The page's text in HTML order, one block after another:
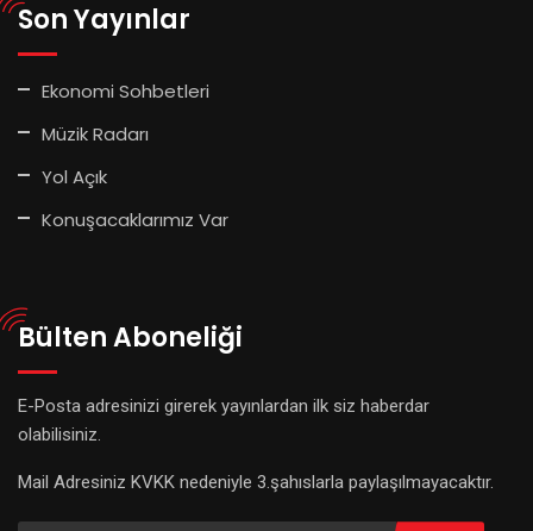
Son Yayınlar
Ekonomi Sohbetleri
Müzik Radarı
Yol Açık
Konuşacaklarımız Var
Bülten Aboneliği
E-Posta adresinizi girerek yayınlardan ilk siz haberdar
olabilisiniz.
Mail Adresiniz KVKK nedeniyle 3.şahıslarla paylaşılmayacaktır.